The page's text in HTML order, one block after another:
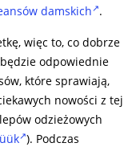
damskich .
więc to, co dobrze
odpowiednie
które sprawiają,
nowości z tej
odzieżowych
). Podczas